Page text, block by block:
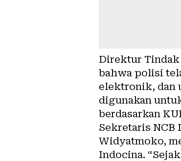
Direktur Tindak
bahwa polisi
elektronik, dan
digunakan
berdasarkan
Sekretaris
Widyatmoko,
Indocina.